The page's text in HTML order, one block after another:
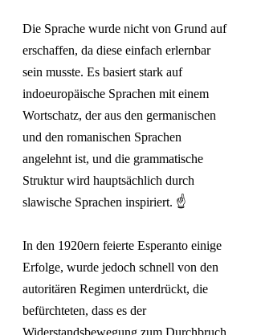
Die Sprache wurde nicht von Grund auf
erschaffen, da diese einfach erlernbar
sein musste. Es basiert stark auf
indoeuropäische Sprachen mit einem
Wortschatz, der aus den germanischen
und den romanischen Sprachen
angelehnt ist, und die grammatische
Struktur wird hauptsächlich durch
slawische Sprachen inspiriert. ☝️
In den 1920ern feierte Esperanto einige
Erfolge, wurde jedoch schnell von den
autoritären Regimen unterdrückt, die
befürchteten, dass es der